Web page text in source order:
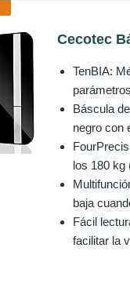
Cecotec
TenBIA:
Báscula
negro con
los 180 kg
baja
Fácil
facilitar la